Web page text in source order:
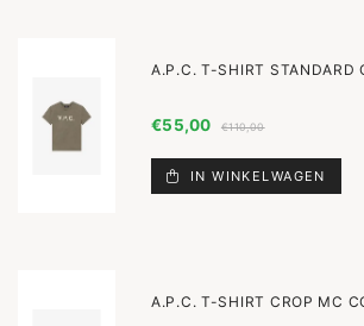
A.P.C. T-SHIRT STANDARD
€55,00 €110,00
IN WINKELWAGEN
A.P.C. T-SHIRT CROP MC